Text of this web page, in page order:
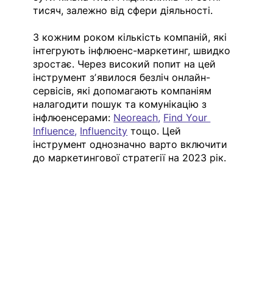
тисяч, залежно від сфери діяльності.
З кожним роком кількість компаній, які
інтегрують інфлюенс-маркетинг, швидко
зростає. Через високий попит на цей
інструмент зʼявилося безліч онлайн-
сервісів, які допомагають компаніям
налагодити пошук та комунікацію з
інфлюенсерами: Neoreach, Find Your
Influence, Influencity тощо. Цей
інструмент однозначно варто включити
до маркетингової стратегії на 2023 рік.